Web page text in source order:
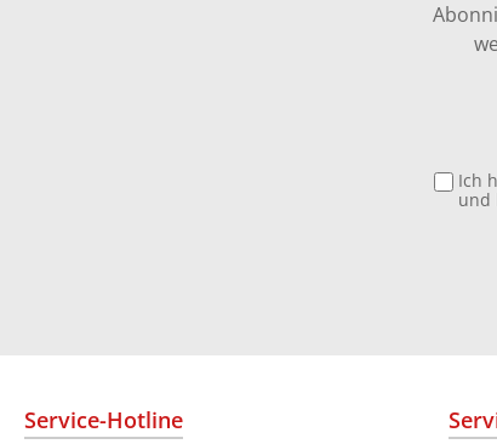
Ich
und
Service-Hotline